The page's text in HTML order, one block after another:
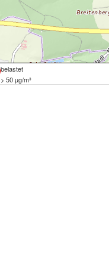
belastet
> 50 µg/m³